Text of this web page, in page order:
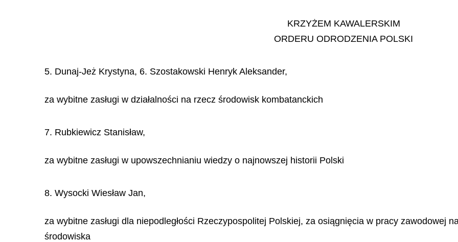
KRZYŻEM KAWALERSKIM
ORDERU ODRODZENIA POLSKI
5. Dunaj-Jeż Krystyna, 6. Szostakowski Henryk Aleksander,
za wybitne zasługi w działalności na rzecz środowisk kombatanckich
7. Rubkiewicz Stanisław,
za wybitne zasługi w upowszechnianiu wiedzy o najnowszej historii Polski
8. Wysocki Wiesław Jan,
za wybitne zasługi dla niepodległości Rzeczypospolitej Polskiej, za osiągnięcia w pracy zawodowej
środowiska